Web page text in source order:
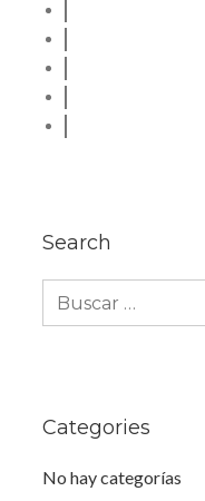
Search
Buscar:
Categories
No hay categorías